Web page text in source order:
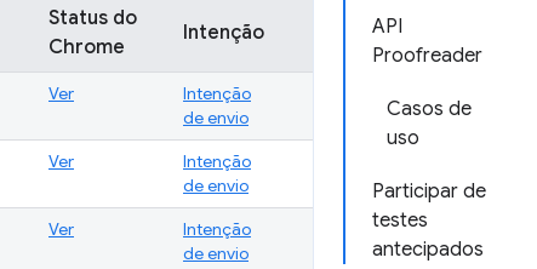
API
Proofreader
Casos de
uso
Participar de
testes
antecipados
Status do
Chrome
Intenção
Ver
Intenção
de envio
Ver
Intenção
de envio
Ver
Intenção
de envio